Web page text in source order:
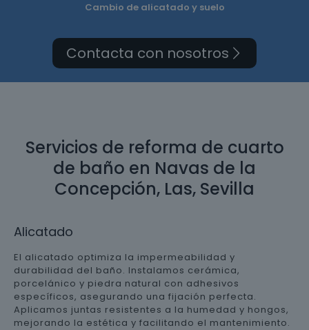
Cambio de alicatado y suelo
Contacta con nosotros
Servicios de reforma de cuarto
de baño en Navas de la
Concepción, Las, Sevilla
Alicatado
El alicatado optimiza la impermeabilidad y
durabilidad del baño. Instalamos cerámica,
porcelánico y piedra natural con adhesivos
específicos, asegurando una fijación perfecta.
Aplicamos juntas resistentes a la humedad y hongos,
mejorando la estética y facilitando el mantenimiento.